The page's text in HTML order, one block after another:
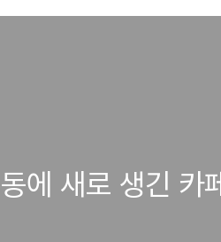
에 새로 생긴 카페